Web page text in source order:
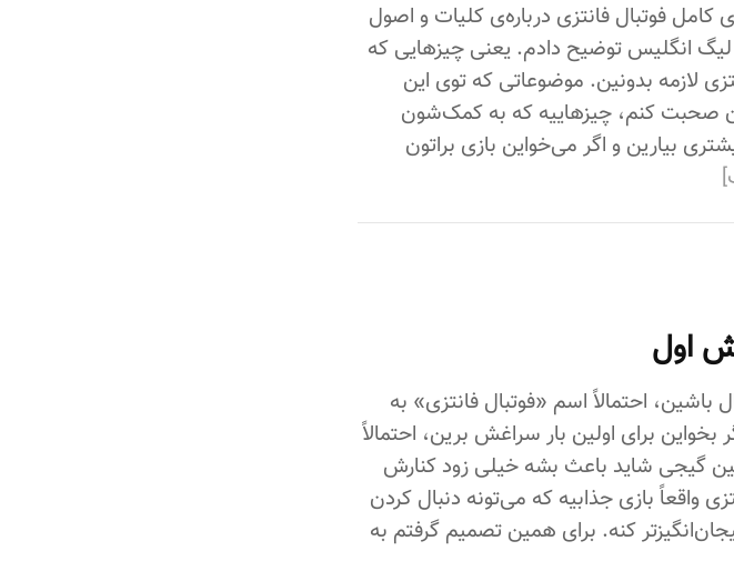
فوتبال فانتزی درباره‌ی کلیات و اصول
لیگ انگلیس توضیح دادم. یعنی چیزهایی که
لازمه بدونین. موضوعاتی که توی این
صحبت کنم، چیزهاییه که به کمک‌شون
بیارین و اگر می‌خواین بازی براتون
اول
باشین، احتمالاً اسم «فوتبال فانتزی» به
بخواین برای اولین بار سراغش برین، احتمالاً
گیجی شاید باعث بشه خیلی زود کنارش
واقعاً بازی جذابیه که می‌تونه دنبال کردن
کنه. برای همین تصمیم گرفتم به